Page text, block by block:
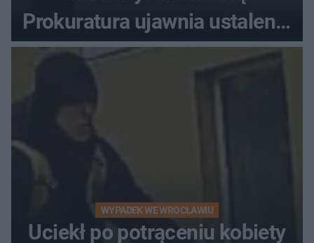
Prokuratura ujawnia ustalenia
w sprawie 26-latka
WYPADEK WE WROCŁAWIU
Uciekł po potrąceniu kobiety